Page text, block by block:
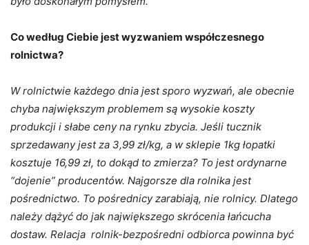
Co według Ciebie jest wyzwaniem współczesnego
rolnictwa?
W rolnictwie każdego dnia jest sporo wyzwań, ale obecnie
chyba największym problemem są wysokie koszty
produkcji i słabe ceny na rynku zbycia. Jeśli tucznik
sprzedawany jest za 3,99 zł/kg, a w sklepie 1kg łopatki
kosztuje 16,99 zł, to dokąd to zmierza? To jest ordynarne
“dojenie” producentów. Najgorsze dla rolnika jest
pośrednictwo. To pośrednicy zarabiają, nie rolnicy. Dlatego
należy dążyć do jak największego skrócenia łańcucha
dostaw. Relacja rolnik-bezpośredni odbiorca powinna być